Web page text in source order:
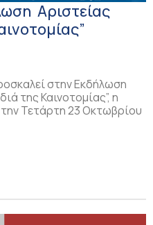
Αριστείας
στην Εκδήλωση
της Καινοτομίας”, η
Τετάρτη 23 Οκτωβρίου